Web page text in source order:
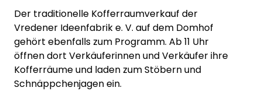
Der traditionelle Kofferraumverkauf der
Vredener Ideenfabrik e. V. auf dem Domhof
gehört ebenfalls zum Programm. Ab 11 Uhr
öffnen dort Verkäuferinnen und Verkäufer ihre
Kofferräume und laden zum Stöbern und
Schnäppchenjagen ein.